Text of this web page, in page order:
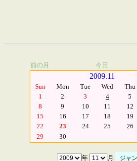
前の月 今日
2009.11
Sun Mon Tue Wed Thu
1
2 3 4 5
8
9 10 11 12
15
16 17 18 19
22
23 24 25 26
29
30
年 月